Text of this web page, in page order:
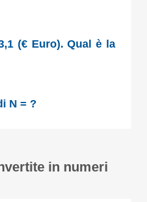
(€ Euro). Qual è la
N = ?
in numeri